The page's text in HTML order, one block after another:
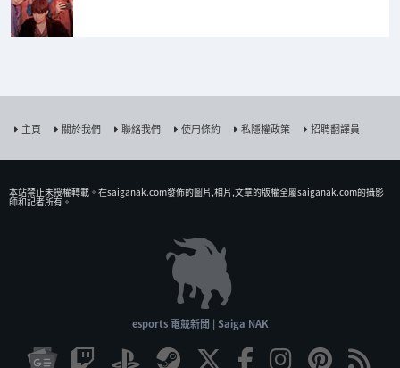
主頁 關於我們 聯絡我們 使用條約 私隱權政策 招聘翻譯員
本站禁止未授權𨍭載。在saiganak.com發佈的圖片,相片,文章的版權全屬saiganak.com的攝影
師和記者所有。
esports 電競新聞 | Saiga NAK